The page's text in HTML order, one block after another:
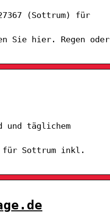
(Sottrum) für
Sie hier. Regen oder
und täglichem
für Sottrum inkl.